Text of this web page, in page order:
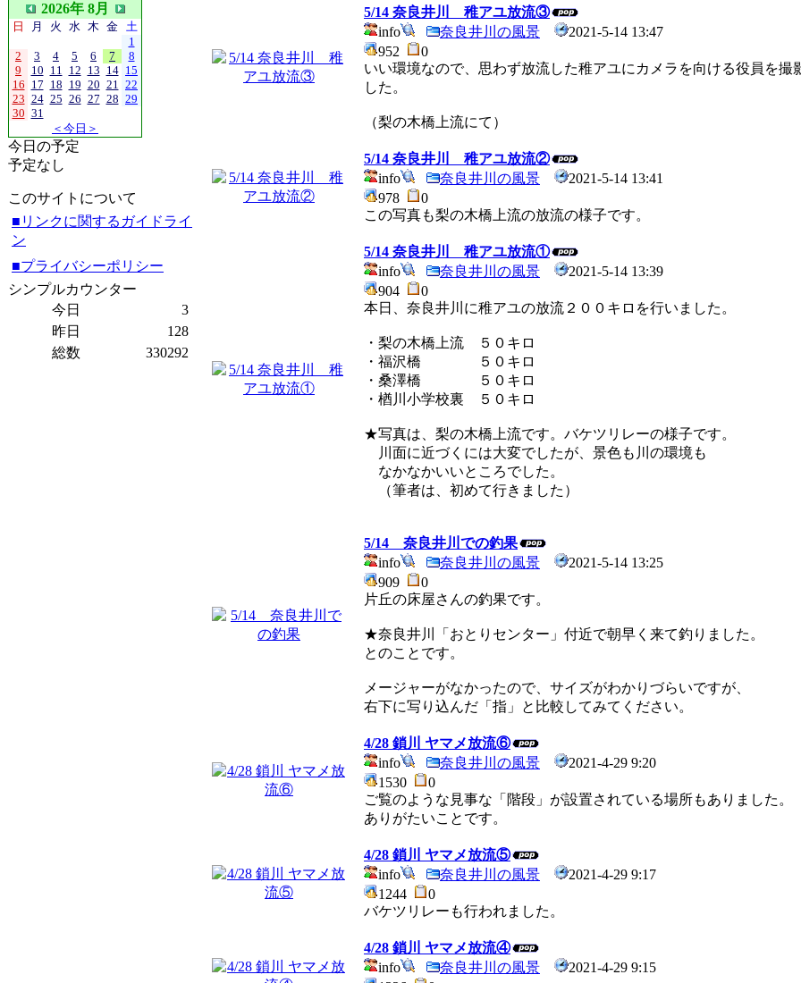
2026年 8月
日 月 火 水 木 金 土
1
2
3 4 5 6 7
8
9
10 11 12 13 14 15
16 17 18 19 20 21 22
23 24 25 26 27 28 29
30 31
＜今日＞
今日の予定
予定なし
このサイトについて
■リンクに関するガイドライ
ン
■プライバシーポリシー
シンプルカウンター
今日
3
昨日
128
総数
330292
5/14 奈良井川 稚アユ放流③
info
奈良井川の風景
2021-5-14 13:47
952
0
いい環境なので、思わず放流した稚アユにカメラを向ける役員を撮
した。
（梨の木橋上流にて）
5/14 奈良井川 稚アユ放流②
info
奈良井川の風景
2021-5-14 13:41
978
0
この写真も梨の木橋上流の放流の様子です。
5/14 奈良井川 稚アユ放流①
info
奈良井川の風景
2021-5-14 13:39
904
0
本日、奈良井川に稚アユの放流２００キロを行いました。
・梨の木橋上流 ５０キロ
・福沢橋 ５０キロ
・桑澤橋 ５０キロ
・楢川小学校裏 ５０キロ
★写真は、梨の木橋上流です。バケツリレーの様子です。
川面に近づくには大変でしたが、景色も川の環境も
なかなかいいところでした。
（筆者は、初めて行きました）
5/14 奈良井川での釣果
info
奈良井川の風景
2021-5-14 13:25
909
0
片丘の床屋さんの釣果です。
★奈良井川「おとりセンター」付近で朝早く来て釣りました。
とのことです。
メージャーがなかったので、サイズがわかりづらいですが、
右下に写り込んだ「指」と比較してみてください。
4/28 鎖川 ヤマメ放流⑥
info
奈良井川の風景
2021-4-29 9:20
1530
0
ご覧のような見事な「階段」が設置されている場所もありました。
ありがたいことです。
4/28 鎖川 ヤマメ放流⑤
info
奈良井川の風景
2021-4-29 9:17
1244
0
バケツリレーも行われました。
4/28 鎖川 ヤマメ放流④
info
奈良井川の風景
2021-4-29 9:15